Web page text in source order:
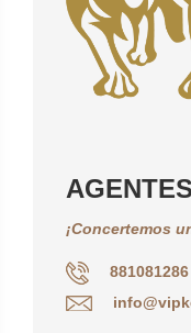
¡Concertemos
881081286